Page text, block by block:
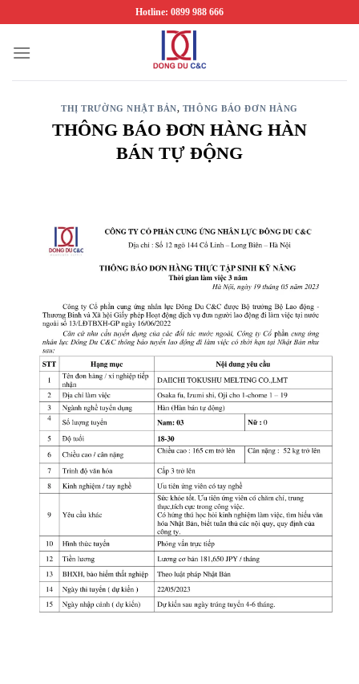
nội
Hotline: 0899 988 666
THỊ TRƯỜNG NHẬT BẢN, THÔNG BÁO ĐƠN HÀNG
THÔNG BÁO ĐƠN HÀNG HÀN
BÁN TỰ ĐỘNG